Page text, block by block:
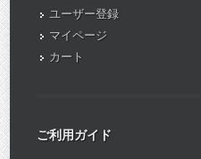
ユーザー登録
マイページ
カート
ご利用ガイド